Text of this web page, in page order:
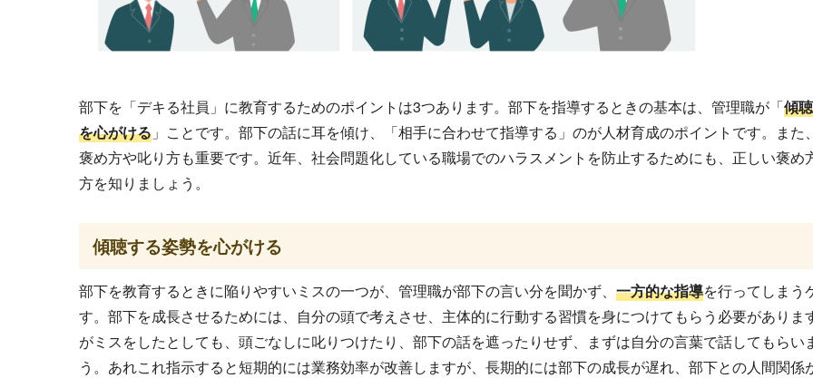
部下を「デキる社員」に教育するためのポイントは3つあります。部下を指導するときの基本は、管理職が「傾
を心がける 」ことです。部下の話に耳を傾け、「相手に合わせて指導する」のが人材育成のポイントです。また
褒め方や叱り方も重要です。近年、社会問題化している職場でのハラスメントを防止するためにも、正しい褒め
方を知りましょう。
傾聴する姿勢を心がける
部下を教育するときに陥りやすいミスの一つが、管理職が部下の言い分を聞かず、 一方的な指導を行ってしまう
す。部下を成長させるためには、自分の頭で考えさせ、主体的に行動する習慣を身につけてもらう必要がありま
がミスをしたとしても、頭ごなしに叱りつけたり、部下の話を遮ったりせず、まずは自分の言葉で話してもらい
う。あれこれ指示すると短期的には業務効率が改善しますが、長期的には部下の成長が遅れ、部下との人間関係